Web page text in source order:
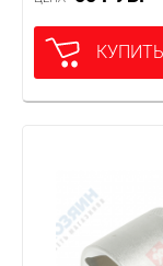
КУПИТЬ